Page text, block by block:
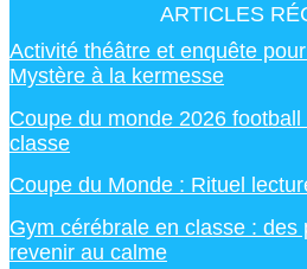
ARTICLES
Activité théâtre et enquête
Mystère à la kermesse
Coupe du monde 2026
classe
Coupe du Monde : Rituel
Gym cérébrale en classe : des
revenir au calme